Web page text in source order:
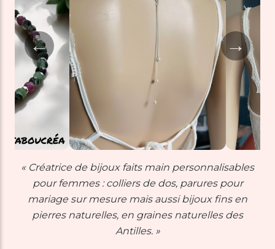
← →
« Créatrice de bijoux faits main personnalisables
pour femmes : colliers de dos, parures pour
mariage sur mesure mais aussi bijoux fins en
pierres naturelles, en graines naturelles des
Antilles. »